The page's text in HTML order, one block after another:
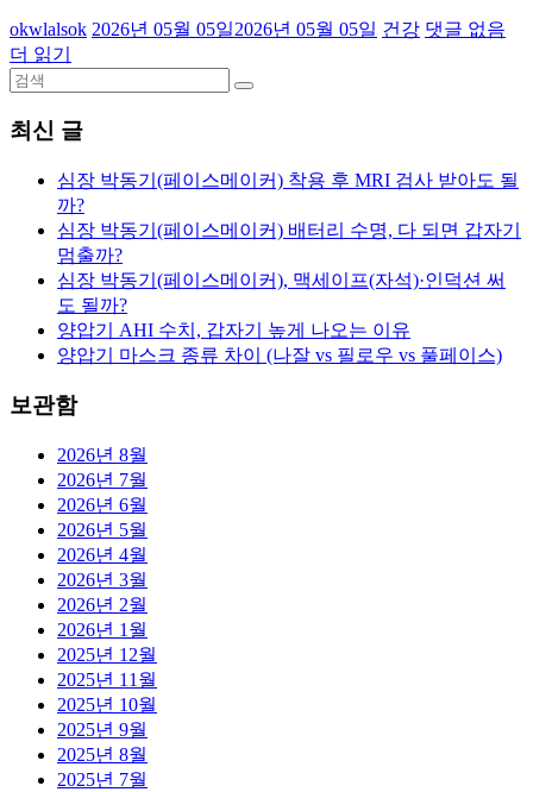
okwlalsok 2026년 05월 05일2026년 05월 05일 건강 댓글 없음
더 읽기
최신 글
심장 박동기(페이스메이커) 착용 후 MRI 검사 받아도 될
까?
심장 박동기(페이스메이커) 배터리 수명, 다 되면 갑자기
멈출까?
심장 박동기(페이스메이커), 맥세이프(자석)·인덕션 써
도 될까?
양압기 AHI 수치, 갑자기 높게 나오는 이유
양압기 마스크 종류 차이 (나잘 vs 필로우 vs 풀페이스)
보관함
2026년 8월
2026년 7월
2026년 6월
2026년 5월
2026년 4월
2026년 3월
2026년 2월
2026년 1월
2025년 12월
2025년 11월
2025년 10월
2025년 9월
2025년 8월
2025년 7월